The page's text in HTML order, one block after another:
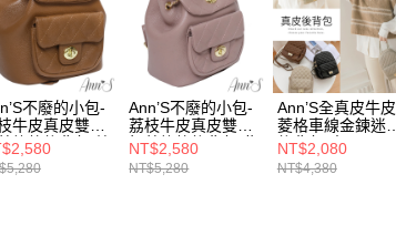
不廢的小包-
牛皮真皮雙金
格紋後背包-棕
Ann’S不廢的小包-
荔枝牛皮真皮雙金
扣菱格紋後背包-紫
NT$2,580
NT$5,280
Ann’S全真皮牛皮
菱格車線金鍊迷你
後背包-杏
NT$2,080
NT$4,380